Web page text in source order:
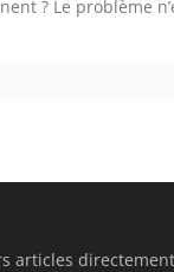
? Le problème
articles